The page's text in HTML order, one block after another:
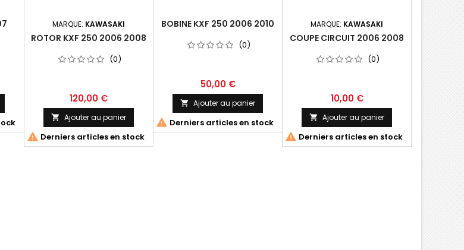
MARQUE: KAWASAKI
ROTOR KXF 250 2006 2008
(0)
120,00 €
 Ajouter au panier
 Derniers articles en stock
BOBINE KXF 250 2006 2010
(0)
50,00 €
 Ajouter au panier
 Derniers articles en stock
MARQUE: KAWASAKI
COUPE CIRCUIT 2006 2008
(0)
10,00 €
 Ajouter au panier
 Derniers articles en stock